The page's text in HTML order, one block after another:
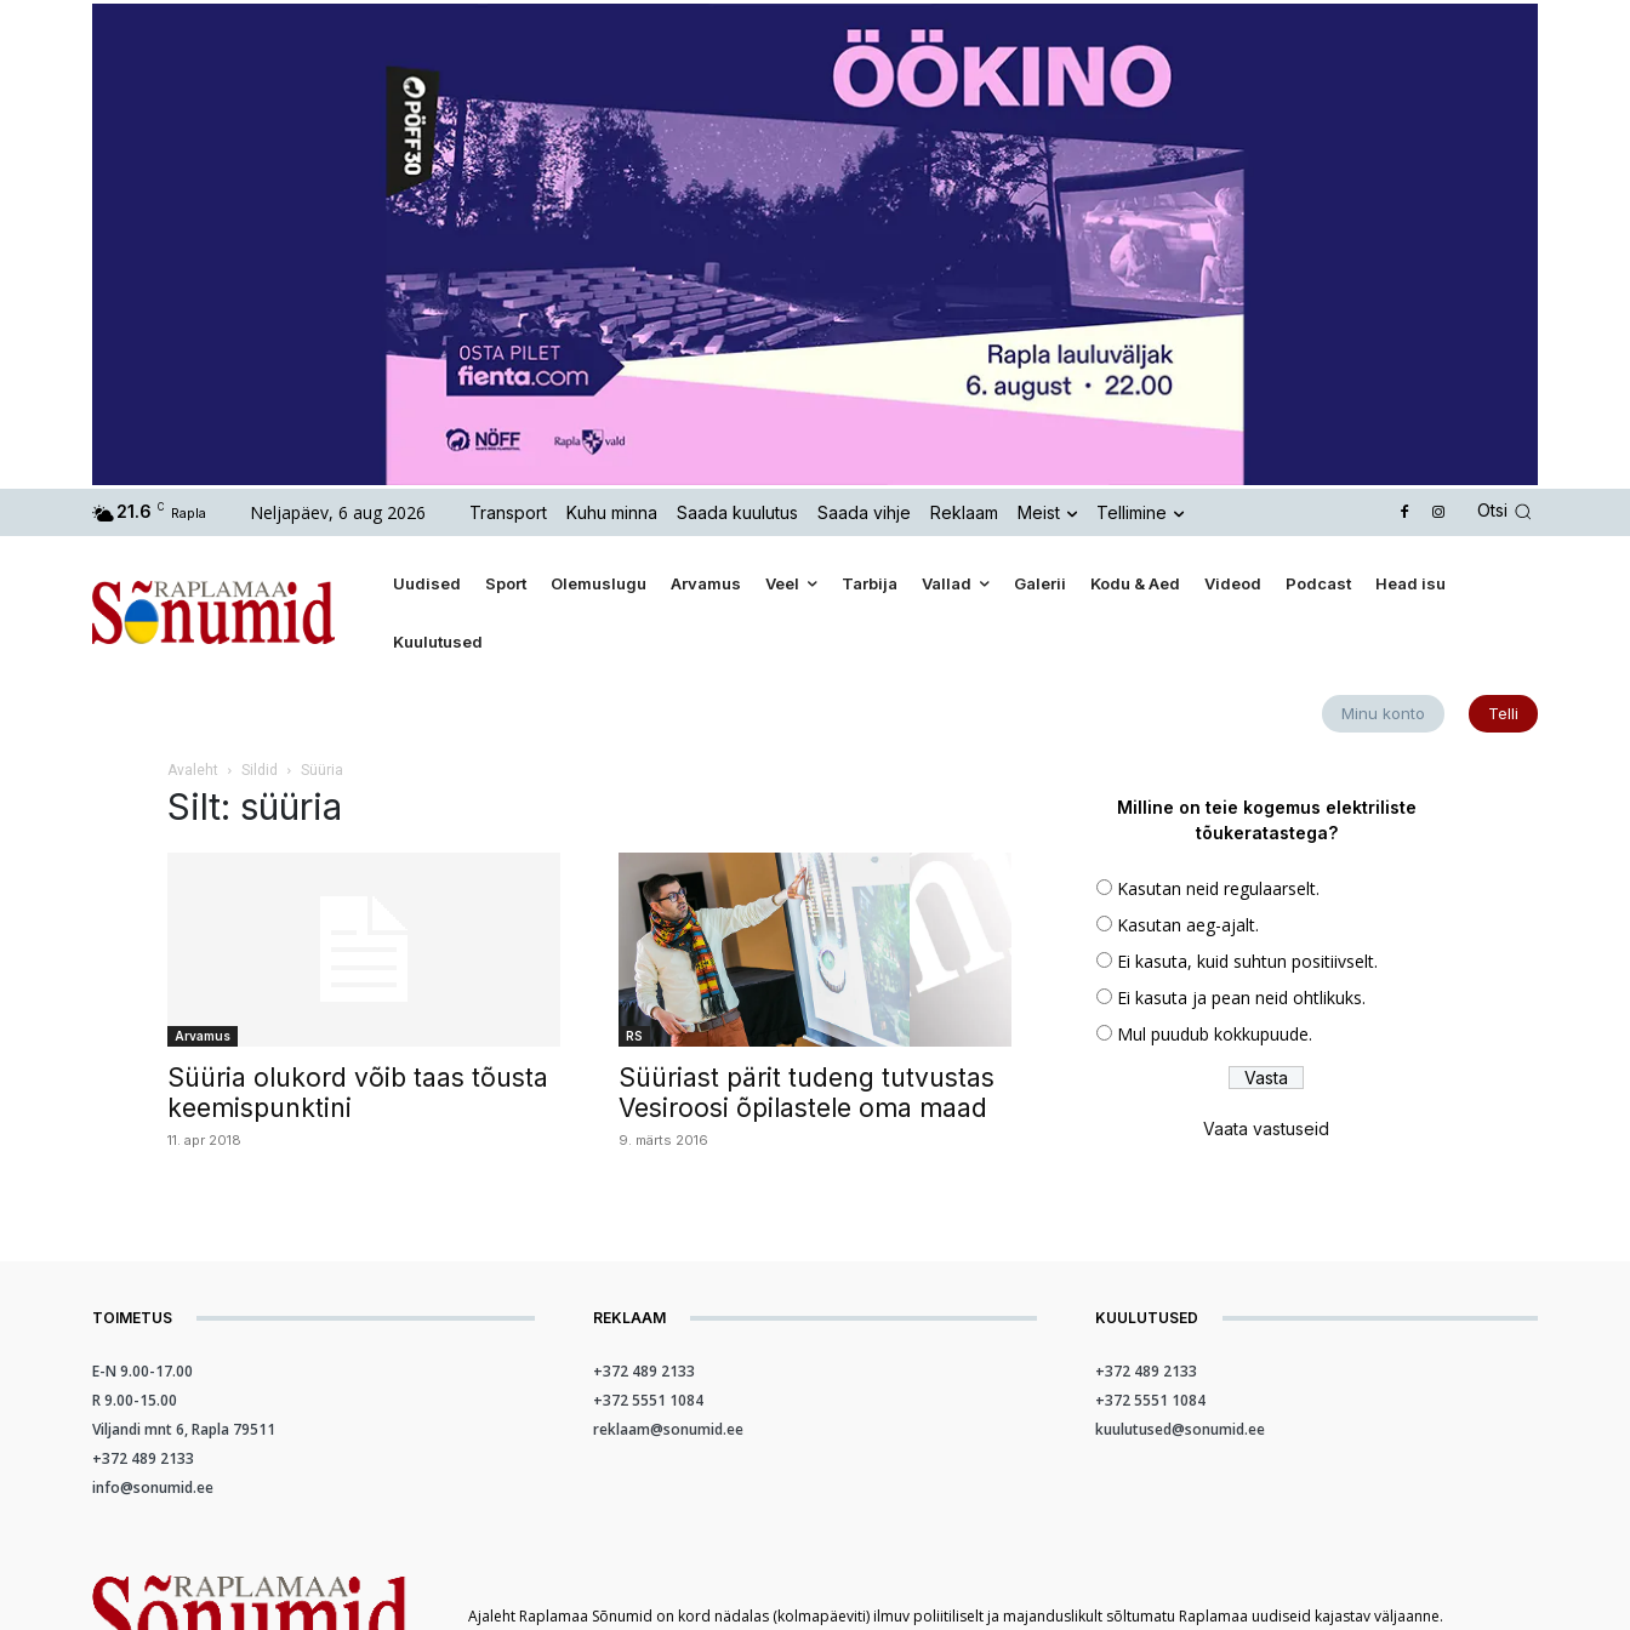
21.6 C Rapla Neljapäev, 6 aug 2026 Transport Kuhu minna Saada kuulutus Saada vihje Reklaam Meist Tellimine Otsi
Uudised Sport Olemuslugu Arvamus Veel Tarbija Vallad Galerii Kodu & Aed Videod Podcast Head isu
Kuulutused
Minu konto Telli
Avaleht Sildid Süüria
Silt: süüria
Arvamus
Süüria olukord võib taas tõusta
keemispunktini
11. apr 2018
RS
Süüriast pärit tudeng tutvustas
Vesiroosi õpilastele oma maad
9. märts 2016
Milline on teie kogemus elektriliste
tõukeratastega?
Kasutan neid regulaarselt.
Kasutan aeg-ajalt.
Ei kasuta, kuid suhtun positiivselt.
Ei kasuta ja pean neid ohtlikuks.
Mul puudub kokkupuude.
Vaata vastuseid
TOIMETUS
E-N 9.00-17.00
R 9.00-15.00
Viljandi mnt 6, Rapla 79511
+372 489 2133
info@sonumid.ee
REKLAAM
+372 489 2133
+372 5551 1084
reklaam@sonumid.ee
KUULUTUSED
+372 489 2133
+372 5551 1084
kuulutused@sonumid.ee
Ajaleht Raplamaa Sõnumid on kord nädalas (kolmapäeviti) ilmuv poliitiliselt ja majanduslikult sõltumatu Raplamaa uudiseid kajastav väljaanne.